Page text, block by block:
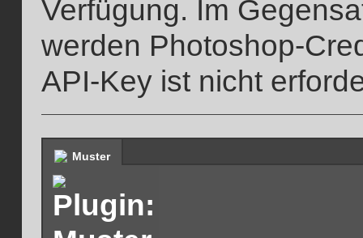
Verfügung. Im
werden Photoshop-
API-Key ist nicht
Muster